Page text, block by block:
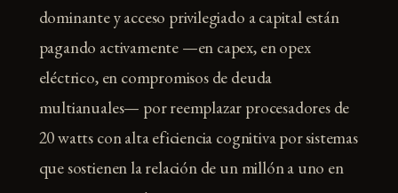
dominante y acceso privilegiado a capital están
pagando activamente —en capex, en opex
eléctrico, en compromisos de deuda
multianuales— por reemplazar procesadores de
20 watts con alta eficiencia cognitiva por sistemas
que sostienen la relación de un millón a uno en